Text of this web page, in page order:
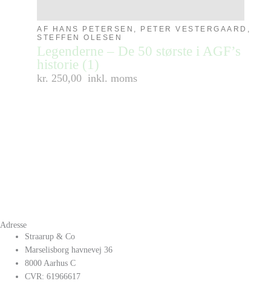
AF HANS PETERSEN, PETER VESTERGAARD,
STEFFEN OLESEN
Legenderne – De 50 største i AGF’s
historie (1)
kr. 250,00 inkl. moms
Adresse
Straarup & Co
Marselisborg havnevej 36
8000 Aarhus C
CVR: 61966617